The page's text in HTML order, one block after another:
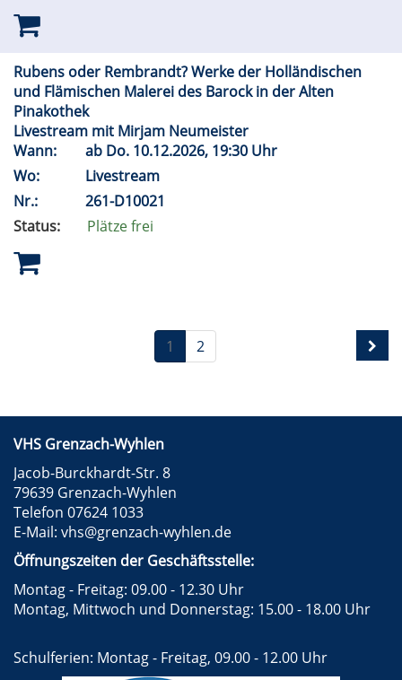
Rubens oder Rembrandt? Werke der Holländischen
und Flämischen Malerei des Barock in der Alten
Pinakothek
Livestream mit Mirjam Neumeister
Wann:
ab Do. 10.12.2026, 19:30 Uhr
Wo:
Livestream
Nr.:
261-D10021
Status:
Plätze frei
1 2
VHS Grenzach-Wyhlen
Jacob-Burckhardt-Str. 8
79639 Grenzach-Wyhlen
Telefon 07624 1033
E-Mail: vhs@grenzach-wyhlen.de
Öffnungszeiten der Geschäftsstelle:
Montag - Freitag: 09.00 - 12.30 Uhr
Montag, Mittwoch und Donnerstag: 15.00 - 18.00 Uhr
Schulferien: Montag - Freitag, 09.00 - 12.00 Uhr